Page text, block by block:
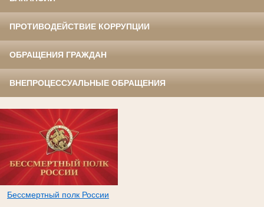
ПРОТИВОДЕЙСТВИЕ КОРРУПЦИИ
ОБРАЩЕНИЯ ГРАЖДАН
ВНЕПРОЦЕССУАЛЬНЫЕ ОБРАЩЕНИЯ
Бессмертный полк России